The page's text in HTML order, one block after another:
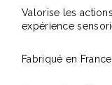
Valorise les
expérience
Fabriqué en